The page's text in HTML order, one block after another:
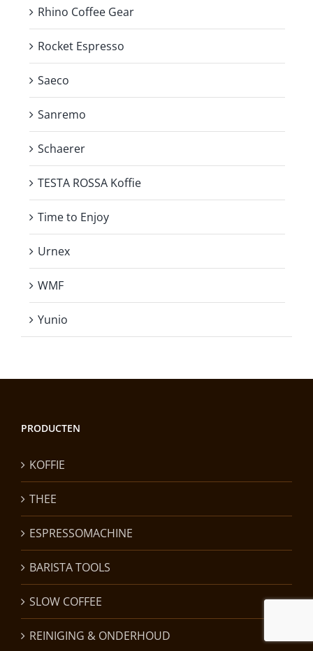
Rhino Coffee Gear
Rocket Espresso
Saeco
Sanremo
Schaerer
TESTA ROSSA Koffie
Time to Enjoy
Urnex
WMF
Yunio
PRODUCTEN
KOFFIE
THEE
ESPRESSOMACHINE
BARISTA TOOLS
SLOW COFFEE
REINIGING & ONDERHOUD